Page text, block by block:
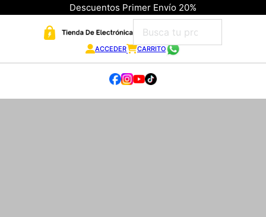
Descuentos Primer Envío 20%
ACCEDER CARRITO